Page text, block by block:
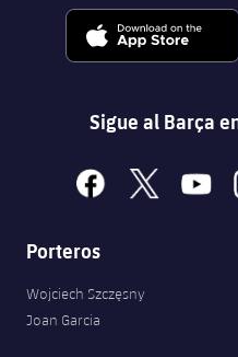
Sigue al Barça
facebook
x youtube
Porteros
Wojciech Szczęsny
Joan Garcia